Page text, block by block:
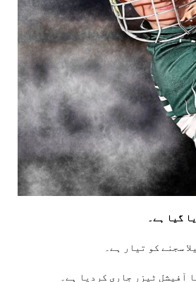
سجنے کو تیار ہے۔
آفیشل ٹیزر جاری کردیا ہے۔